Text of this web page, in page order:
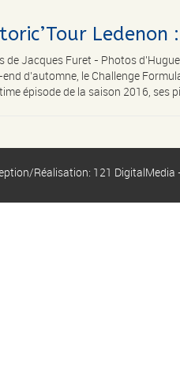
de Jacques Furet - Photos
d’automne, le Challenge
épisode de la saison 2016, ses
Réalisation: 121 DigitalMedia